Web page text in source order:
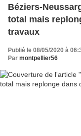
Béziers-
total mais
travaux
Publié le 08/05/2020 à
Par montpellier56